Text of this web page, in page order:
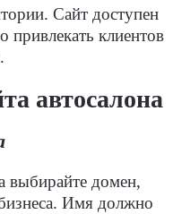
Сайт доступен
привлекать клиентов
автосалона
выбирайте домен,
Имя должно